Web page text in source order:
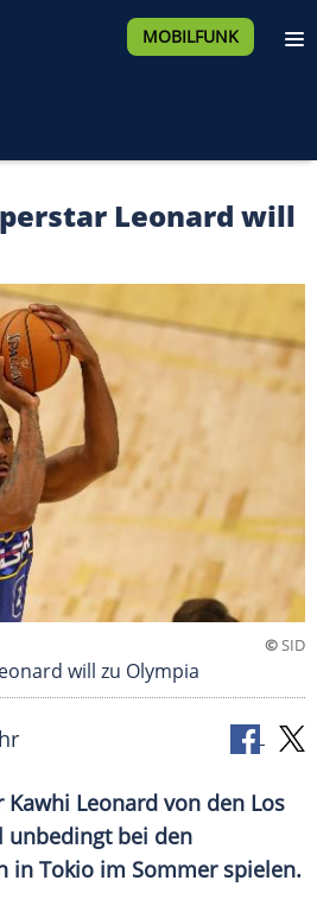
MOBILFUNK
Leonard will
©SID
will zu Olympia
Kawhi Leonard von den Los
unbedingt bei den
in Tokio im Sommer spielen.